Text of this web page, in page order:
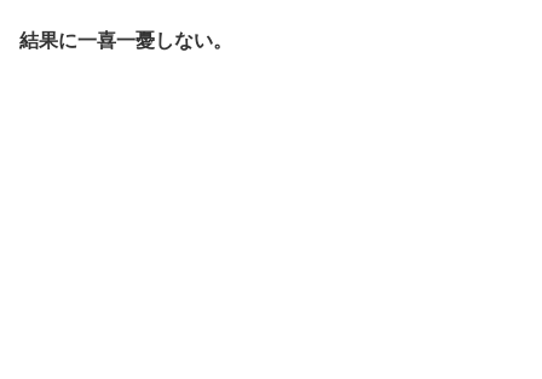
結果に一喜一憂しない。